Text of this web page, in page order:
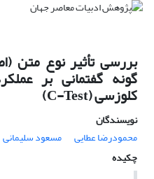
بررسی تأثیر نوع متن
گونه گفتمانی بر
کلوزسی (C-Test)
نویسندگان
محمودرضا عطایی
مسعود سلیمانی
چکیده